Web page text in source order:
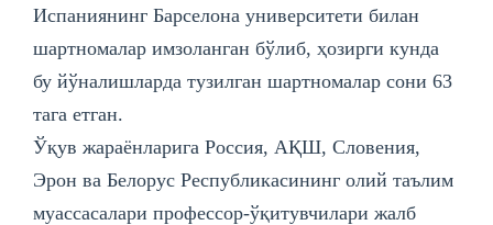
Испаниянинг Барселона университети билан
шартномалар имзоланган бўлиб, ҳозирги кунда
бу йўналишларда тузилган шартномалар сони 63
тага етган.
Ўқув жараёнларига Россия, АҚШ, Словения,
Эрон ва Белорус Республикасининг олий таълим
муассасалари профессор-ўқитувчилари жалб